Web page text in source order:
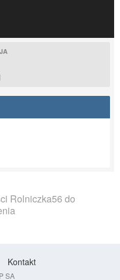
Rolniczka56 do
Kontakt
SA